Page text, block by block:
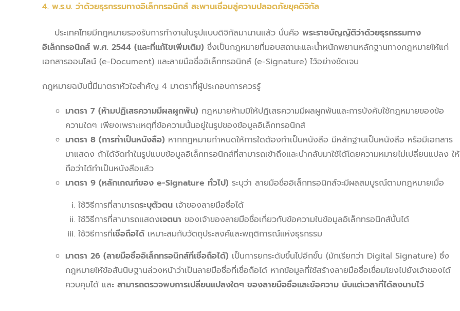
4. พ.ร.บ. ว่าด้วยธุรกรรมทางอิเล็กทรอนิกส์ สะพานเชื่อมสู่ความปลอดภัยยุคดิจิทัล
ประเทศไทยมีกฎหมายรองรับการทำงานในรูปแบบดิจิทัลมานานแล้ว นั่นคือ พระราชบัญญัติว่าด้วยธุรกรรมทาง
อิเล็กทรอนิกส์ พ.ศ. 2544 (และที่แก้ไขเพิ่มเติม) ซึ่งเป็นกฎหมายที่มอบสถานะและน้ำหนักพยานหลักฐานทางกฎหมายให้แก่
เอกสารออนไลน์ (e-Document) และลายมือชื่ออิเล็กทรอนิกส์ (e-Signature) ไว้อย่างชัดเจน
กฎหมายฉบับนี้มีมาตราหัวใจสำคัญ 4 มาตราที่ผู้ประกอบการควรรู้
มาตรา 7 (ห้ามปฏิเสธความมีผลผูกพัน) กฎหมายห้ามมิให้ปฏิเสธความมีผลผูกพันและการบังคับใช้กฎหมายของข้อ
ความใดๆ เพียงเพราะเหตุที่ข้อความนั้นอยู่ในรูปของข้อมูลอิเล็กทรอนิกส์
มาตรา 8 (การทำเป็นหนังสือ) หากกฎหมายกำหนดให้การใดต้องทำเป็นหนังสือ มีหลักฐานเป็นหนังสือ หรือมีเอกสาร
มาแสดง ถ้าได้จัดทำในรูปแบบข้อมูลอิเล็กทรอนิกส์ที่สามารถเข้าถึงและนำกลับมาใช้ได้โดยความหมายไม่เปลี่ยนแปลง ให้
ถือว่าได้ทำเป็นหนังสือแล้ว
มาตรา 9 (หลักเกณฑ์ของ e-Signature ทั่วไป) ระบุว่า ลายมือชื่ออิเล็กทรอนิกส์จะมีผลสมบูรณ์ตามกฎหมายเมื่อ
ใช้วิธีการที่สามารถระบุตัวตน เจ้าของลายมือชื่อได้
ใช้วิธีการที่สามารถแสดงเจตนา ของเจ้าของลายมือชื่อเกี่ยวกับข้อความในข้อมูลอิเล็กทรอนิกส์นั้นได้
ใช้วิธีการที่เชื่อถือได้ เหมาะสมกับวัตถุประสงค์และพฤติการณ์แห่งธุรกรรม
มาตรา 26 (ลายมือชื่ออิเล็กทรอนิกส์ที่เชื่อถือได้) เป็นการยกระดับขึ้นไปอีกขั้น (มักเรียกว่า Digital Signature) ซึ่ง
กฎหมายให้ข้อสันนิษฐานล่วงหน้าว่าเป็นลายมือชื่อที่เชื่อถือได้ หากข้อมูลที่ใช้สร้างลายมือชื่อเชื่อมโยงไปยังเจ้าของได้
ควบคุมได้ และ สามารถตรวจพบการเปลี่ยนแปลงใดๆ ของลายมือชื่อและข้อความ นับแต่เวลาที่ได้ลงนามไว้